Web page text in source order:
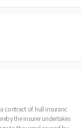
contract of hull insuranc
the insurer undertakes